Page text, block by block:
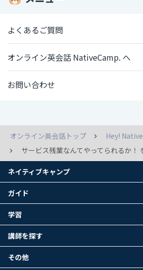
よくあるご質問
オンライン英会話 NativeCamp. へ
お問い合わせ
オンライン英会話トップ
Hey!
サービス残業なんてやってられるか！
ネイティブキャンプ
ガイド
学習
講師を探す
その他